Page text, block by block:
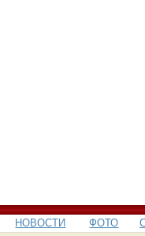
НОВОСТИ ФОТО